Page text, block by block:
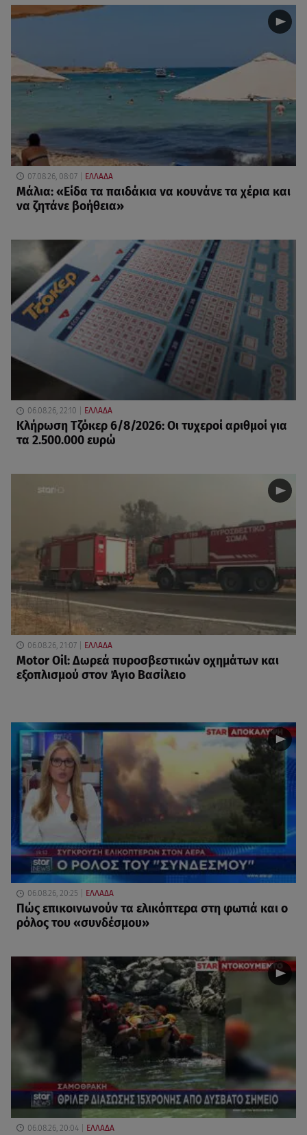
07.08.26, 08:07 ΕΛΛΑΔΑ
Μάλια: «Είδα τα παιδάκια να κουνάνε τα χέρια και
να ζητάνε βοήθεια»
06.08.26, 22:10 ΕΛΛΑΔΑ
Κλήρωση Τζόκερ 6/8/2026: Οι τυχεροί αριθμοί για
τα 2.500.000 ευρώ
06.08.26, 21:07 ΕΛΛΑΔΑ
Motor Oil: Δωρεά πυροσβεστικών οχημάτων και
εξοπλισμού στον Άγιο Βασίλειο
06.08.26, 20:25 ΕΛΛΑΔΑ
Πώς επικοινωνούν τα ελικόπτερα στη φωτιά και ο
ρόλος του «συνδέσμου»
06.08.26, 20:04 ΕΛΛΑΔΑ